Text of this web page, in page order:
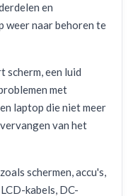
en
weer naar behoren te
scherm, een luid
met
laptop die niet meer
van het
schermen, accu's,
kabels, DC-